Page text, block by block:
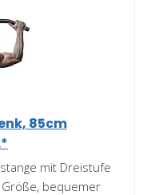
85cm
mit Dreistufe
bequemer